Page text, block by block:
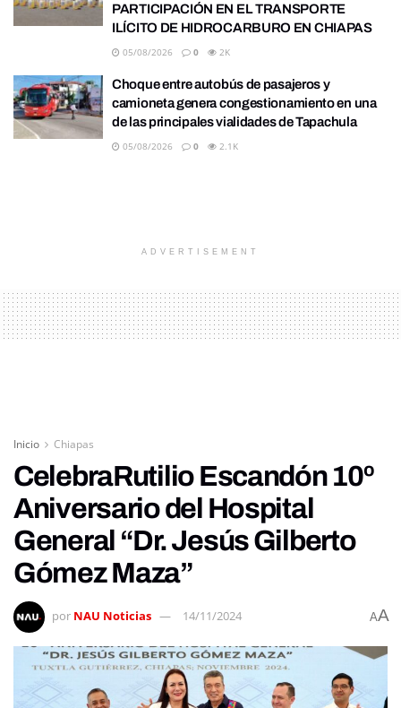
PARTICIPACIÓN EN EL TRANSPORTE
ILÍCITO DE HIDROCARBURO EN CHIAPAS
05/08/2026 0 2K
Choque entre autobús de pasajeros y
camioneta genera congestionamiento en una
de las principales vialidades de Tapachula
05/08/2026 0 2.1K
ADVERTISEMENT
Inicio Chiapas
CelebraRutilio Escandón 10º
Aniversario del Hospital
General “Dr. Jesús Gilberto
Gómez Maza”
por NAU Noticias 14/11/2024 AA